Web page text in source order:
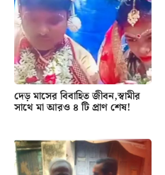
দেড় মাসের বিবাহিত জীবন,স্বামীর
সাথে মা আরও ৪ টি প্রাণ শেষ!